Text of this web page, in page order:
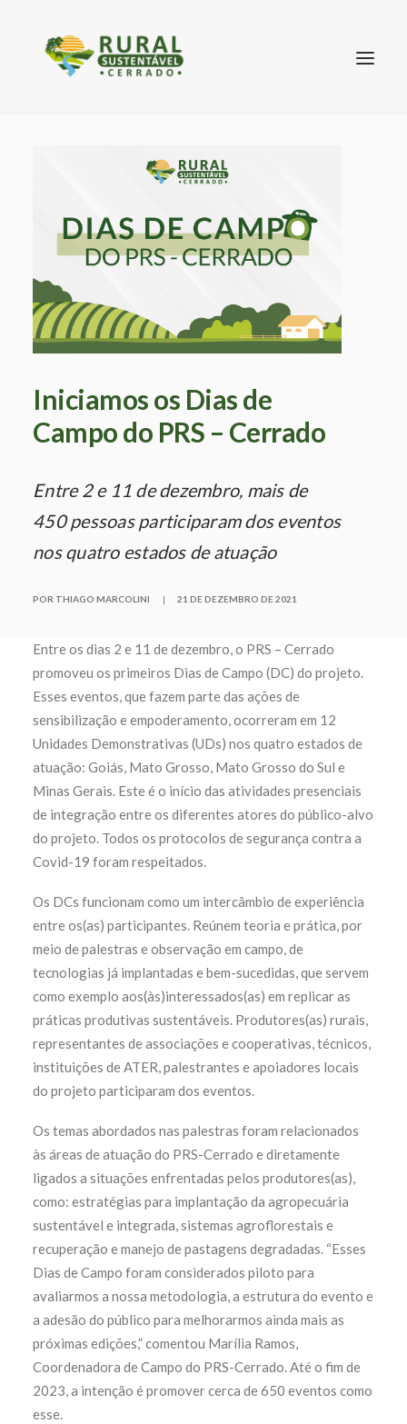
SEARCH
Iniciamos os Dias de
Campo do PRS – Cerrado
Entre 2 e 11 de dezembro, mais de
450 pessoas participaram dos eventos
nos quatro estados de atuação
POR THIAGO MARCOLINI | 21 DE DEZEMBRO DE 2021
Entre os dias 2 e 11 de dezembro, o PRS – Cerrado
promoveu os primeiros Dias de Campo (DC) do projeto.
Esses eventos, que fazem parte das ações de
sensibilização e empoderamento, ocorreram em 12
Unidades Demonstrativas (UDs) nos quatro estados de
atuação: Goiás, Mato Grosso, Mato Grosso do Sul e
Minas Gerais. Este é o início das atividades presenciais
de integração entre os diferentes atores do público-alvo
do projeto. Todos os protocolos de segurança contra a
Covid-19 foram respeitados.
Os DCs funcionam como um intercâmbio de experiência
entre os(as) participantes. Reúnem teoria e prática, por
meio de palestras e observação em campo, de
tecnologias já implantadas e bem-sucedidas, que servem
como exemplo aos(às)interessados(as) em replicar as
práticas produtivas sustentáveis. Produtores(as) rurais,
representantes de associações e cooperativas, técnicos,
instituições de ATER, palestrantes e apoiadores locais
do projeto participaram dos eventos.
Os temas abordados nas palestras foram relacionados
às áreas de atuação do PRS-Cerrado e diretamente
ligados a situações enfrentadas pelos produtores(as),
como: estratégias para implantação da agropecuária
sustentável e integrada, sistemas agroflorestais e
recuperação e manejo de pastagens degradadas. “Esses
Dias de Campo foram considerados piloto para
avaliarmos a nossa metodologia, a estrutura do evento e
a adesão do público para melhorarmos ainda mais as
próximas edições,” comentou Marília Ramos,
Coordenadora de Campo do PRS-Cerrado. Até o fim de
2023, a intenção é promover cerca de 650 eventos como
esse.